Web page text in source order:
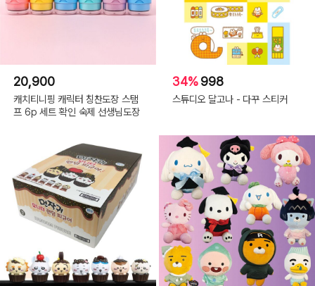
20,900
캐치티니핑 캐릭터 칭찬도장 스탬
프 6p 세트 확인 숙제 선생님도장
34%998
스튜디오 달고나 - 다꾸 스티커